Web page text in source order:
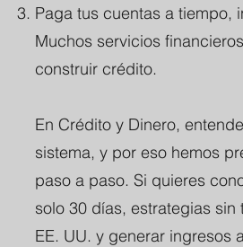
Paga tus cuentas a tiempo,
Muchos servicios
construir crédito.
En Crédito y Dinero,
sistema, y por eso hemos
paso a paso. Si quieres
solo 30 días, estrategias
EE. UU. y generar ingresos